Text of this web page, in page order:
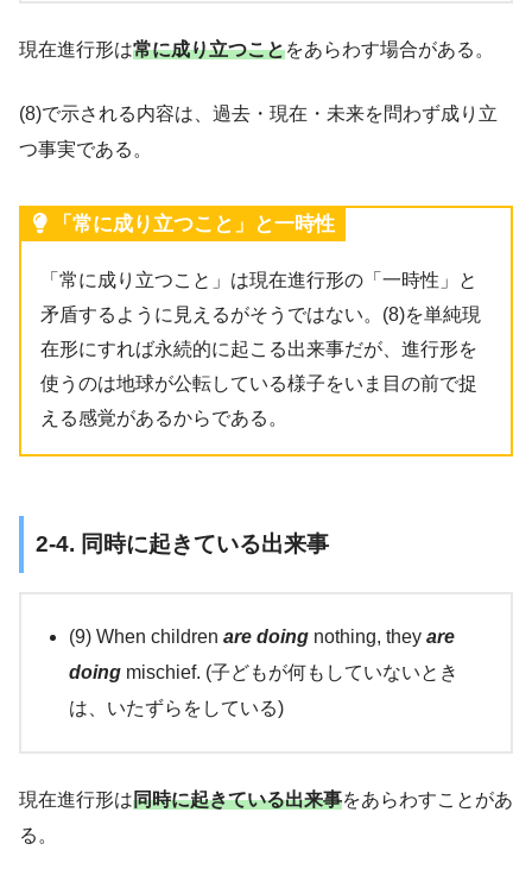
現在進行形は常に成り立つことをあらわす場合がある。
(8)で示される内容は、過去・現在・未来を問わず成り立
つ事実である。
「常に成り立つこと」と一時性
「常に成り立つこと」は現在進行形の「一時性」と
矛盾するように見えるがそうではない。(8)を単純現
在形にすれば永続的に起こる出来事だが、進行形を
使うのは地球が公転している様子をいま目の前で捉
える感覚があるからである。
2-4. 同時に起きている出来事
(9) When children are doing nothing, they are
doing mischief. (子どもが何もしていないとき
は、いたずらをしている)
現在進行形は同時に起きている出来事をあらわすことがあ
る。